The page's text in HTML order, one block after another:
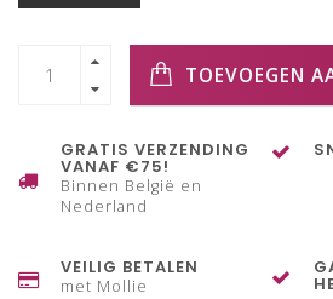
TOEVOEGEN
GRATIS VERZENDING
VANAF €75!
Binnen België en
Nederland
VEILIG BETALEN
met Mollie